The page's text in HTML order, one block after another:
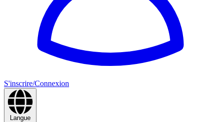
S'inscrire/Connexion
Langue